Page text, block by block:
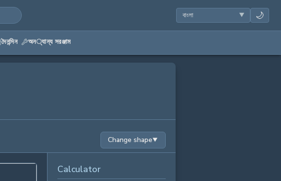
🌙
দৈনন্দিন অন्যান্য সরঞ্জাম
Change shape▼
Calculator